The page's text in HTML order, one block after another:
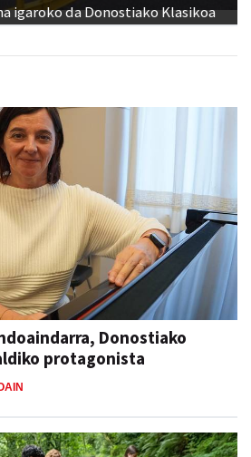
igaroko da Donostiako Klasikoa
Donostiako
protagonista